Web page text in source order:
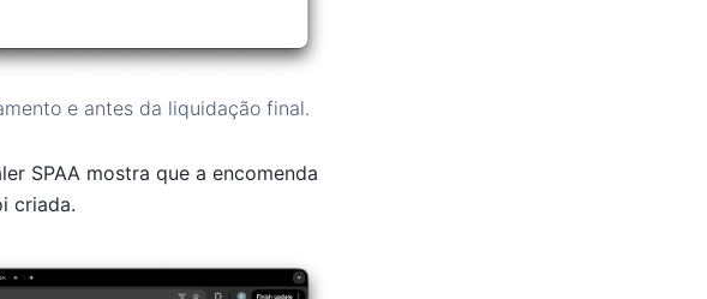
e antes da liquidação final.
SPAA mostra que a encomenda
criada.